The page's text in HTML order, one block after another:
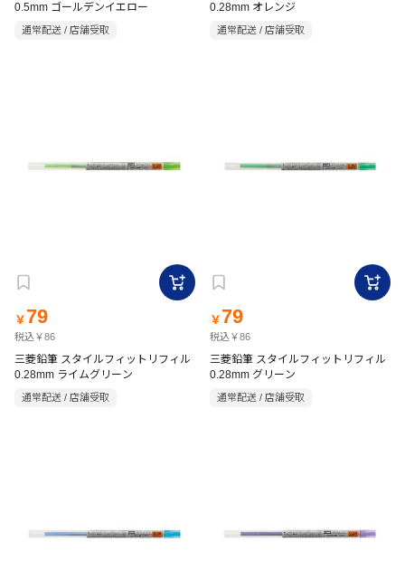
0.5mm ゴールデンイエロー
通常配送 / 店舗受取
0.28mm オレンジ
通常配送 / 店舗受取
￥ 79
税込￥86
三菱鉛筆 スタイルフィットリフィル
0.28mm ライムグリーン
通常配送 / 店舗受取
￥ 79
税込￥86
三菱鉛筆 スタイルフィットリフィル
0.28mm グリーン
通常配送 / 店舗受取